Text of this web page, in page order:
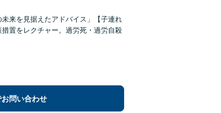
来を見据えたアドバイス」【子連れ
置をレクチャー。過労死・過労自殺
お問い合わせ